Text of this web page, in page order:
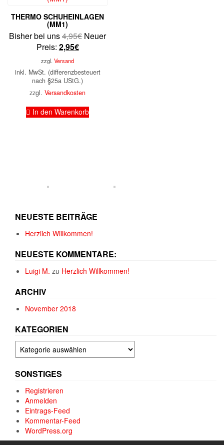
THERMO SCHUHEINLAGEN
(MM1)
Bisher bei uns4,95€ Ursprünglicher
4,95€
Neuer
Preis: 2,95€Aktueller
ist:
2,95€.
zzgl.Versand
inkl. MwSt. (differenzbesteuert
nach §25a UStG.)
zzgl.Versandkosten
In den Warenkorb
NEUESTE BEITRÄGE
Herzlich Willkommen!
NEUESTE KOMMENTARE:
Luigi M. zu Herzlich Willkommen!
ARCHIV
November 2018
KATEGORIEN
Kategorien
SONSTIGES
Registrieren
Anmelden
Eintrags-Feed
Kommentar-Feed
WordPress.org